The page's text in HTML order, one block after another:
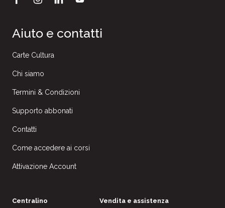
Aiuto e contatti
Carte Cultura
Chi siamo
Termini & Condizioni
Supporto abbonati
Contatti
Come accedere ai corsi
Attivazione Account
Centralino Vendita e assistenza